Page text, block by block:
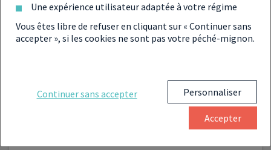
PROGRAMME NEUF RÉF. 008-14-5401
du T2 au T4
À partir de :
Une expérience utilisateur adaptée à votre régime
Vous êtes libre de refuser en cliquant sur « Continuer sans
accepter », si les cookies ne sont pas votre péché-mignon.
Continuer sans accepter Personnaliser
Accepter